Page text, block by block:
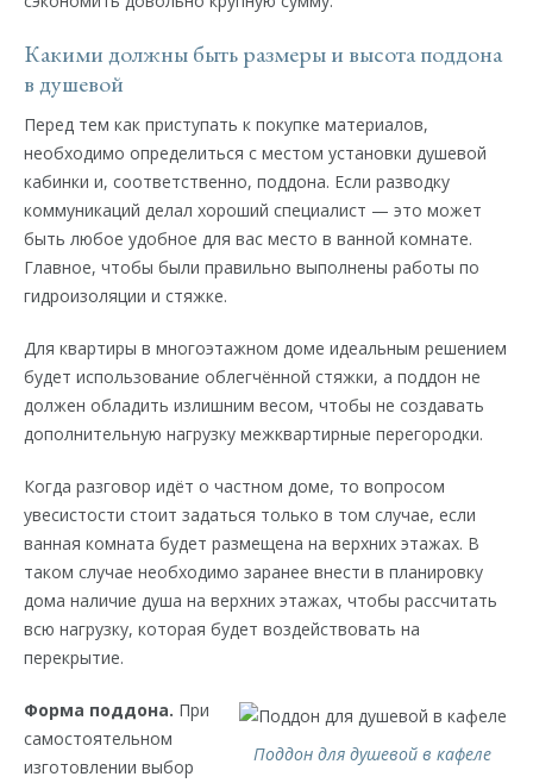
Какими должны быть размеры и высота поддона
в душевой
Перед тем как приступать к покупке материалов,
необходимо определиться с местом установки душевой
кабинки и, соответственно, поддона. Если разводку
коммуникаций делал хороший специалист — это может
быть любое удобное для вас место в ванной комнате.
Главное, чтобы были правильно выполнены работы по
гидроизоляции и стяжке.
Для квартиры в многоэтажном доме идеальным решением
будет использование облегчённой стяжки, а поддон не
должен обладить излишним весом, чтобы не создавать
дополнительную нагрузку межквартирные перегородки.
Когда разговор идёт о частном доме, то вопросом
увесистости стоит задаться только в том случае, если
ванная комната будет размещена на верхних этажах. В
таком случае необходимо заранее внести в планировку
дома наличие душа на верхних этажах, чтобы рассчитать
всю нагрузку, которая будет воздействовать на
перекрытие.
Поддон для душевой в кафеле
Форма поддона. При
самостоятельном
изготовлении выбор